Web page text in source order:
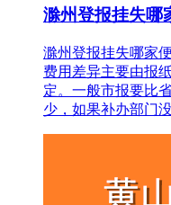
滁州登报挂失哪
滁州登报挂失哪家
费用差异主要由报
定。一般市报要比
少，如果补办部门